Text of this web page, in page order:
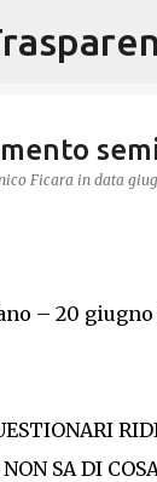
Ficara in data
– 20 giugno
SA DI